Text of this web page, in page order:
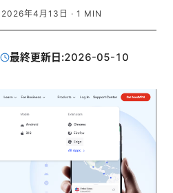
2026年4月13日 · 1 MIN
最終更新日:2026-05-10